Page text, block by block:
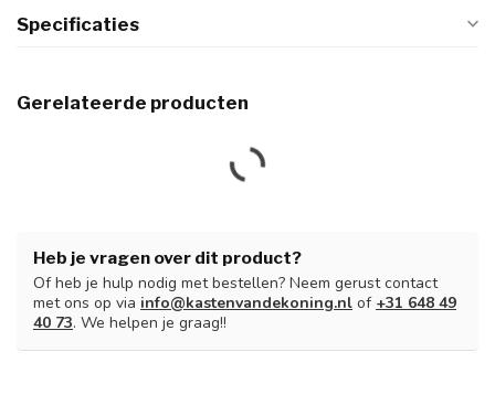
Specificaties
Gerelateerde producten
Heb je vragen over dit product?
Of heb je hulp nodig met bestellen? Neem gerust contact
met ons op via info@kastenvandekoning.nl of +31 648 49
40 73. We helpen je graag!!